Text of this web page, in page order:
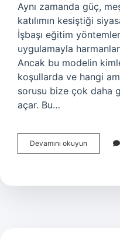
Aynı zamanda güç,
katılımın kesiştiği
İşbaşı eğitim
uygulamayla
Ancak bu modelin
koşullarda ve hangi
sorusu bize çok daha
açar. Bu…
Devamını okuyun
eğitim
verilir